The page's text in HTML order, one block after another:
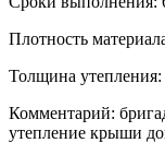
Плотность
Толщина
Комментарий:
утепление крыши